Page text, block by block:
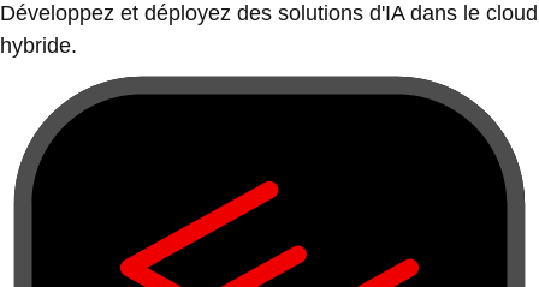
Développez et déployez des solutions d'IA dans le cloud
hybride.